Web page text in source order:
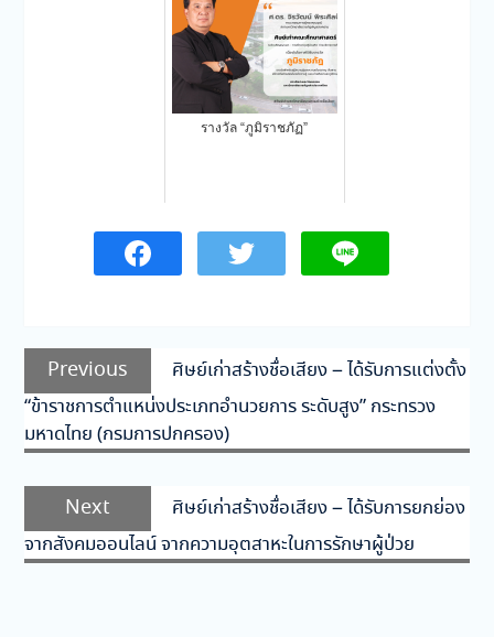
รางวัล “ภูมิราชภัฏ”
แนะแนว
เรื่อง
Previous
Previous
post:
ศิษย์เก่าสร้างชื่อเสียง – ได้รับการแต่งตั้ง
“ข้าราชการตำแหน่งประเภทอำนวยการ ระดับสูง” กระทรวง
มหาดไทย (กรมการปกครอง)
Next
Next
post:
ศิษย์เก่าสร้างชื่อเสียง – ได้รับการยกย่อง
จากสังคมออนไลน์ จากความอุตสาหะในการรักษาผู้ป่วย